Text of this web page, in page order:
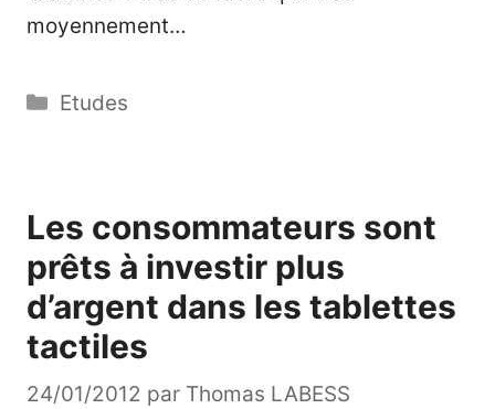
moyennement…
Catégories
Etudes
Les consommateurs sont
prêts à investir plus
d’argent dans les tablettes
tactiles
24/01/2012 par Thomas LABESS